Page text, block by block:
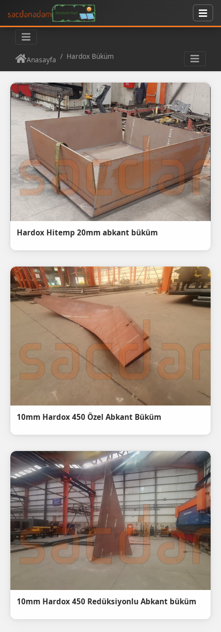
Anasayfa Hardox Büküm
Hardox Hitemp 20mm abkant büküm
10mm Hardox 450 Özel Abkant Büküm
10mm Hardox 450 Redüksiyonlu Abkant büküm